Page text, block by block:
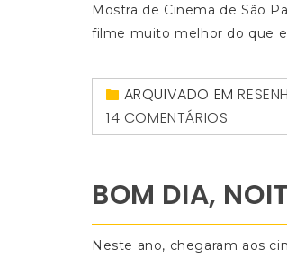
Mostra de Cinema de São
filme muito melhor do que
ARQUIVADO EM
14 COMENTÁRIOS
BOM DIA,
Neste ano, chegaram aos